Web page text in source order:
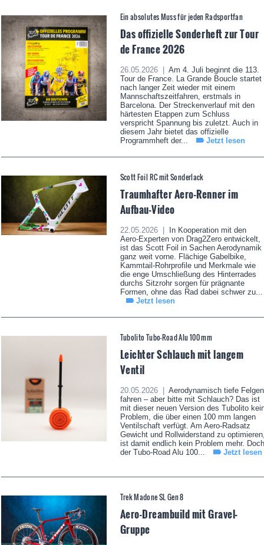
Ein absolutes Muss für jeden Radsportfan
Das offizielle Sonderheft zur Tour
de France 2026
26.05.2026 |
Am 4. Juli beginnt die 113.
Tour de France. La Grande Boucle startet
nach langer Zeit wieder mit einem
Mannschaftszeitfahren, erstmals in
Barcelona. Der Streckenverlauf mit den
härtesten Etappen zum Schluss
verspricht Spannung bis zuletzt. Auch in
diesem Jahr bietet das offizielle
Programmheft der...
Jetzt lesen
Scott Foil RC mit Sonderlack
Traumhafter Aero-Renner im
Aufbau-Video
22.05.2026 |
In Kooperation mit den
Aero-Experten von Drag2Zero entwickelt,
ist das Scott Foil in Sachen Aerodynamik
ganz weit vorne. Flächige Gabelbike,
Kammtail-Rohrprofile und Merkmale wie
die enge Umschließung des Hinterrades
durchs Sitzrohr sorgen für prägnante
Formen, ohne das Rad dabei schwer zu...
Jetzt lesen
Tubolito Tubo-Road Alu 100 mm
Leichter Schlauch mit langem
Ventil
20.05.2026 |
Aerodynamisch tiefe Felgen
fahren – aber bitte mit Schlauch? Das ist
mit dieser neuen Version des Tubolito
Problem, die über einen 100 mm langen
Ventilschaft verfügt. Am Aero-Radsatz
Gewicht und Rollwiderstand zu
ist damit endlich kein Problem mehr. Doch
der Tubo-Road Alu 100...
Jetzt lesen
Trek Madone SL Gen 8
Aero-Dreambuild mit Gravel-
Gruppe